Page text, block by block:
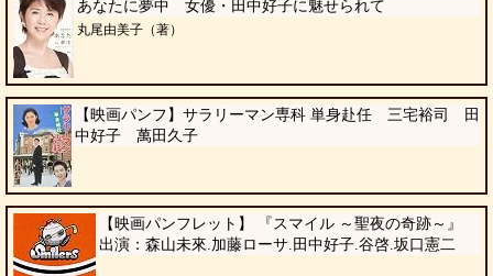
あなたに夢中 女優・田中好子に魅せられて
丸尾由美子（著）
【映画パンフ】サラリーマン専科 単身赴任 三宅裕司 田
中好子 萬田久子
【映画パンフレット】 『スマイル ～聖夜の奇跡～』
出演：森山未來.加藤ローサ.田中好子.谷啓.坂口憲二